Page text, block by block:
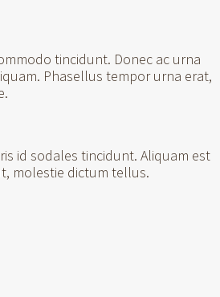
tincidunt. Donec ac urna
Phasellus tempor urna erat,
id sodales tincidunt. Aliquam est
molestie dictum tellus.